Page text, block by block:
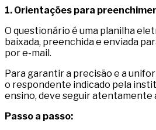
1. Orientações para
O questionário é uma planilha
baixada, preenchida e enviada
por e-mail.
Para garantir a precisão e a
o respondente indicado pela
ensino, deve seguir atentamente
Passo a passo: